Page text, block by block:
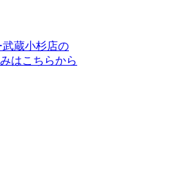
蔵小杉店の
はこちらから